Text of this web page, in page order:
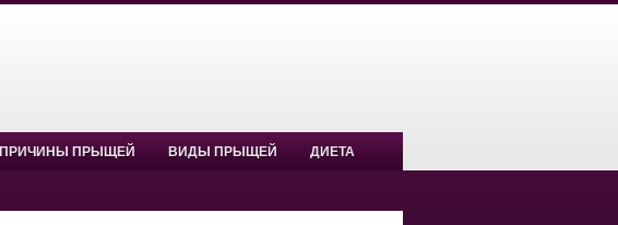
ПРИЧИНЫ ПРЫЩЕЙ ВИДЫ ПРЫЩЕЙ ДИЕТА